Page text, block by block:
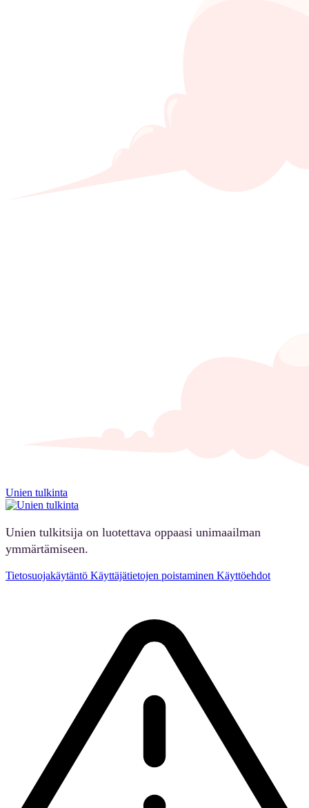
Unien tulkinta
Unien tulkitsija on luotettava oppaasi unimaailman
ymmärtämiseen.
Tietosuojakäytäntö Käyttäjätietojen poistaminen Käyttöehdot